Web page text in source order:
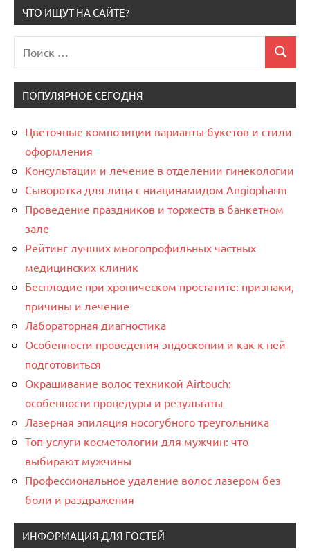
ЧТО ИЩУТ НА САЙТЕ?
для:
Поиск
ПОПУЛЯРНОЕ СЕГОДНЯ
Цветочные композиции варианты букетов и стили
оформления
Консультации и лечение в отделении гинекологии
Сыворотка для лица с ниацинамидом Angiopharm
Проведение праздников и торжеств в банкетном
зале
Рейтинг лучших многопрофильных частных
медицинских клиник
Бесплодие при хроническом простатите: признаки,
причины и лечение
Лабораторная диагностика
Особенности проведения эндоскопии и как к ней
подготовиться
Окрашивание волос техникой Airtouch:
особенности процедуры и результаты
Лазерная эпиляция носогубного треугольника
Топ-услуги косметологии для мужчин: что
выбирают мужчины
Профессиональное удаление волос лазером без
боли и раздражения
ИНФОРМАЦИЯ ДЛЯ ГОСТЕЙ